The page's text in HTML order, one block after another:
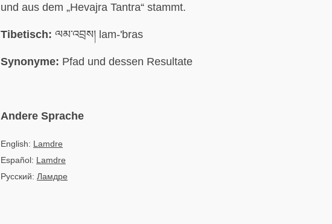
und aus dem „Hevajra Tantra“ stammt.
Tibetisch: ལམ་འབྲས། lam-'bras
Synonyme: Pfad und dessen Resultate
Andere Sprache
English: Lamdre
Español: Lamdre
Русский: Ламдре